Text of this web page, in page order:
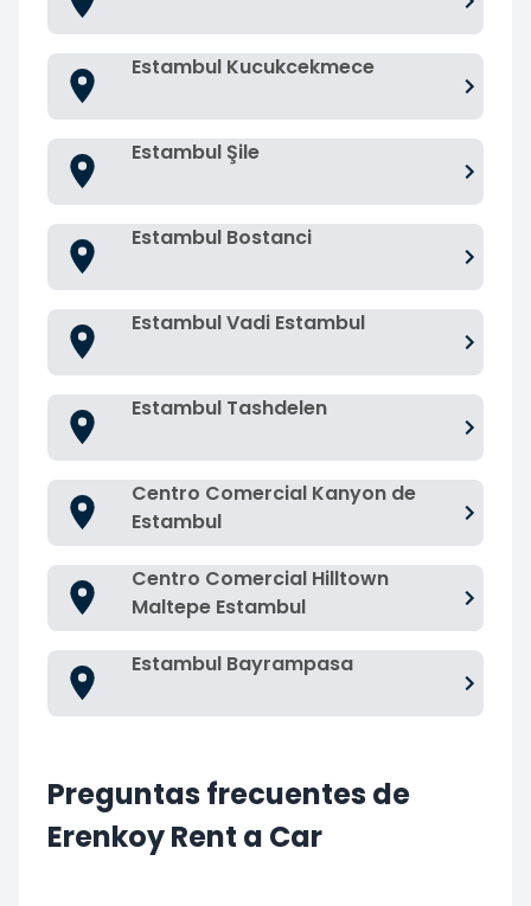
Estambul Kucukcekmece
Estambul Şile
Estambul Bostanci
Estambul Vadi Estambul
Estambul Tashdelen
Centro Comercial Kanyon de
Estambul
Centro Comercial Hilltown
Maltepe Estambul
Estambul Bayrampasa
Preguntas frecuentes de
Erenkoy Rent a Car